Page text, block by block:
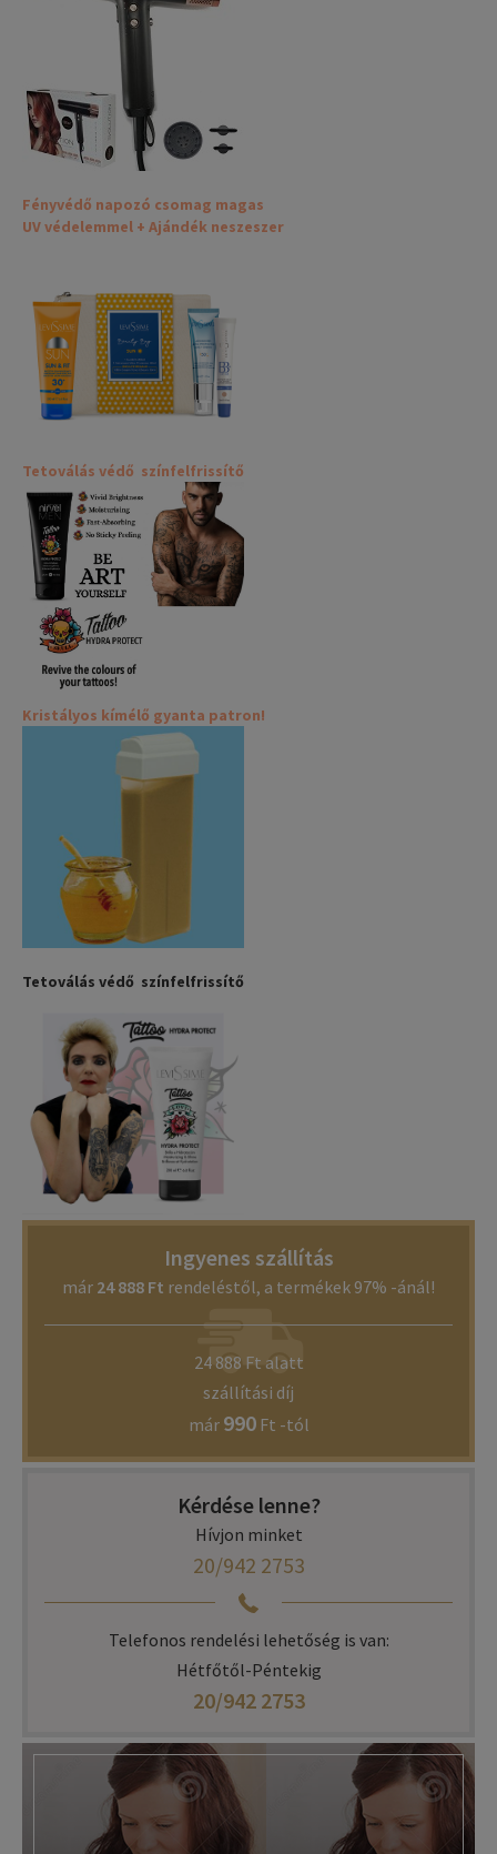
Fényvédő napozó csomag magas
UV védelemmel + Ajándék neszeszer
Tetoválás védő színfelfrissítő
Kristályos kímélő gyanta patron!
Tetoválás védő színfelfrissítő
Ingyenes szállítás
már 24 888 Ft rendeléstől, a termékek 97% -ánál!
24 888 Ft alatt
szállítási díj
már 990Ft -tól
Kérdése lenne?
Hívjon minket
20/942 2753
Telefonos rendelési lehetőség is van:
Hétfőtől-Péntekig
20/942 2753